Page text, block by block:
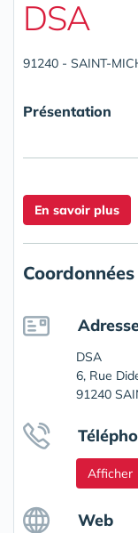
DSA
91240 - SAINT-
Présentation
En savoir plus
Coordonnées
DSA
6, Rue
91240
Afficher
Web